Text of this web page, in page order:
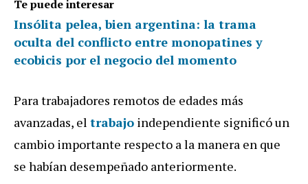
Te puede interesar
Insólita pelea, bien argentina: la trama
oculta del conflicto entre monopatines y
ecobicis por el negocio del momento
Para trabajadores remotos de edades más
avanzadas, el trabajo independiente significó un
cambio importante respecto a la manera en que
se habían desempeñado anteriormente.